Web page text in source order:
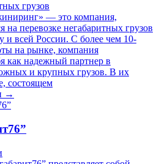
грузов
— это компания,
на перевозке негабаритных грузов
и всей России. С более чем 10-
на рынке, компания
как надежный партнер в
и крупных грузов. В их
состоящем
→